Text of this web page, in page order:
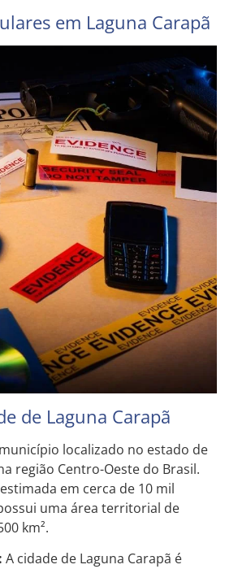
em Laguna Carapã
de Laguna Carapã
localizado no estado de
região Centro-Oeste do Brasil.
em cerca de 10 mil
uma área territorial de
km².
A cidade de Laguna Carapã é